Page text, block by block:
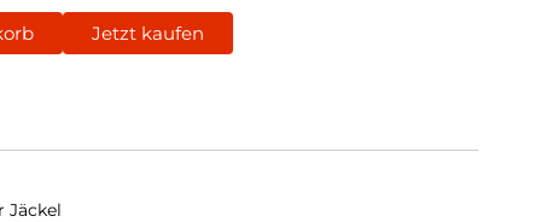
Jetzt kaufen
Jäckel